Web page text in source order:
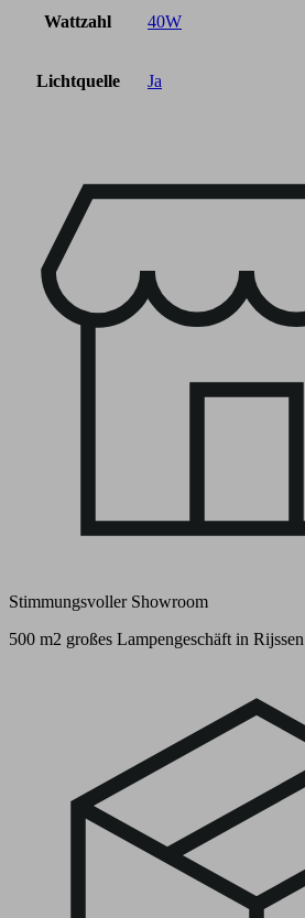
Wattzahl 40W
Lichtquelle Ja
Stimmungsvoller Showroom
500 m2 großes Lampengeschäft in Rijssen